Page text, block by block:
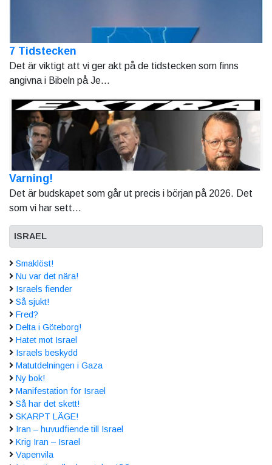
7 Tidstecken
Det är viktigt att vi ger akt på de tidstecken som finns
angivna i Bibeln på Je...
Varning!
Det är budskapet som går ut precis i början på 2026. Det
som vi har sett...
ISRAEL
Smaklöst!
Nu var det nära!
Israels fiender
Så sjukt!
Fred?
Delta i Göteborg!
Hatet mot Israel
Israels beskydd
Matutdelningen i Gaza
Ny bok!
Manifestation för Israel
Så har det skett!
SKARPT LÄGE!
Iran – huvudfiende till Israel
Krig Iran – Israel
Vapenvila